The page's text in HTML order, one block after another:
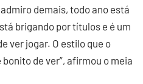
demais, todo ano está
brigando por títulos e é um
ver jogar. O estilo que o
de ver”, afirmou o meia